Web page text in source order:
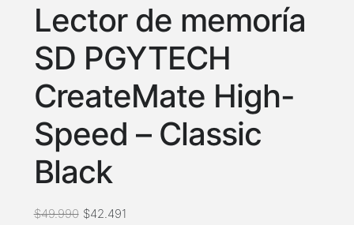
Lector de memoría
SD PGYTECH
CreateMate High-
Speed – Classic
Black
$49.990 $42.491